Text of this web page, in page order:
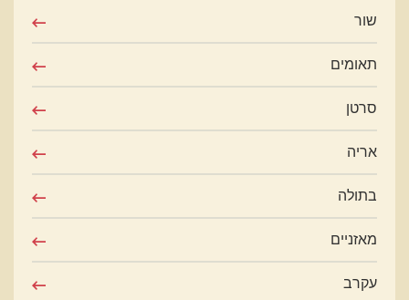
שור
תאומים
סרטן
אריה
בתולה
מאזניים
עקרב